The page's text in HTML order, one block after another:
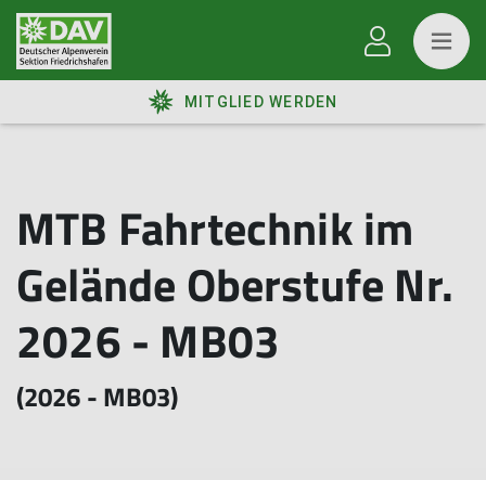
MITGLIED WERDEN
MTB Fahrtechnik im
Gelände Oberstufe Nr.
2026 - MB03
(2026 - MB03)